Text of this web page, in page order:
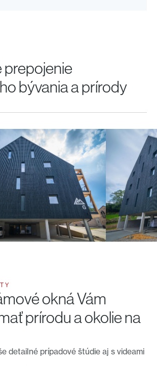
prepojenie
bývania a prírody
okná Vám
prírodu a okolie na
detailné prípadové štúdie aj s videami